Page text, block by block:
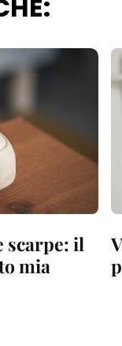
scarpe: il
mia